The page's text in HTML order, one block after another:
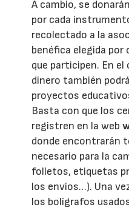
A cambio, se
por cada
recolectado a la
benéfica elegida por
que participen. En el
dinero también
proyectos
Basta con que los
registren en la web
donde encontrarán
necesario para la
folletos, etiquetas
los envíos…). Una
los bolígrafos